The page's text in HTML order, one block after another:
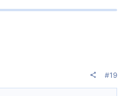
#19